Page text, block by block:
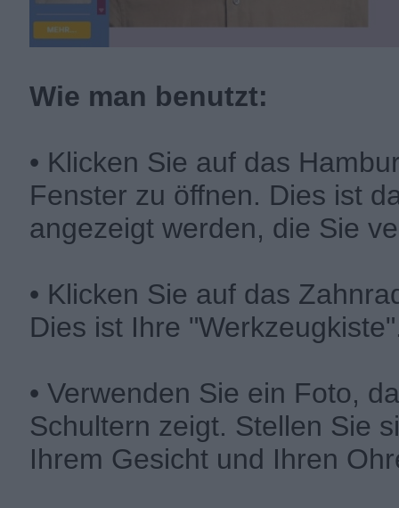
Wie man benutzt:
• Klicken Sie auf das
Fenster zu öffnen. Dies ist
angezeigt werden, die Sie
• Klicken Sie auf das
Dies ist Ihre
• Verwenden Sie ein Foto,
Schultern zeigt. Stellen Sie
Ihrem Gesicht und Ihren